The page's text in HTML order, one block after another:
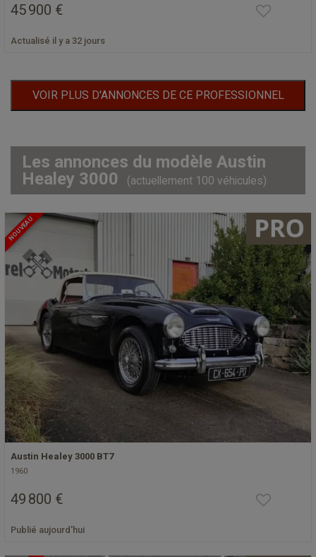
45 900 €
Actualisé il y a 32 jours
VOIR PLUS D'ANNONCES DE CE PROFESSIONNEL
Les annonces du modèle Austin
Healey 3000
(actuellement 100 véhicules)
NOUVEAU
Austin Healey 3000 BT7
1960
49 800 €
Publié aujourd'hui